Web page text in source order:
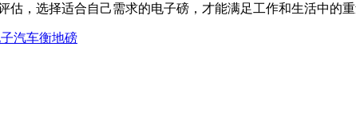
估，选择适合自己需求的电子磅，才能满足工作和生活中的重
汽车衡地磅